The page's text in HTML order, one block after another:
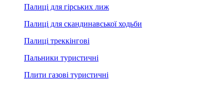
Палиці для гірських лиж
Палиці для скандинавської ходьби
Палиці треккінгові
Пальники туристичні
Плити газові туристичні